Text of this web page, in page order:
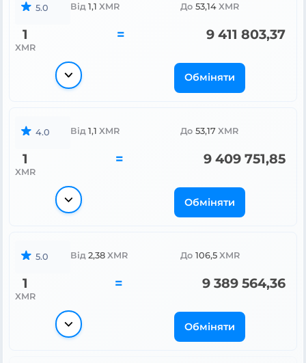
5.0 Від 1,1 XMR До 53,14 XMR
1
XMR
= 9 411 803,37
Обміняти
4.0 Від 1,1 XMR До 53,17 XMR
1
XMR
= 9 409 751,85
Обміняти
5.0 Від 2,38 XMR До 106,5 XMR
1
XMR
= 9 389 564,36
Обміняти